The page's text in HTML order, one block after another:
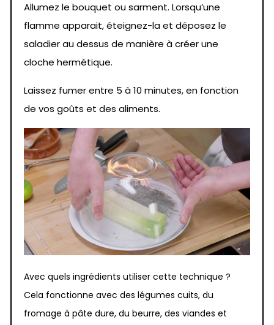
Allumez le bouquet ou sarment. Lorsqu’une
flamme apparait, éteignez-la et déposez le
saladier au dessus de manière à créer une
cloche hermétique.
Laissez fumer entre 5 à 10 minutes, en fonction
de vos goûts et des aliments.
Avec quels ingrédients utiliser cette technique ?
Cela fonctionne avec des légumes cuits, du
fromage à pâte dure, du beurre, des viandes et